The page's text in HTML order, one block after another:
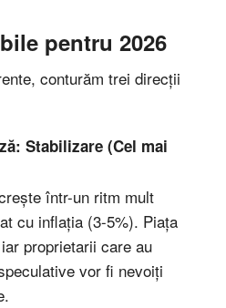
pentru 2026
conturăm trei direcții
Stabilizare (Cel mai
într-un ritm mult
cu inflația (3-5%). Piața
proprietarii care au
vor fi nevoiți